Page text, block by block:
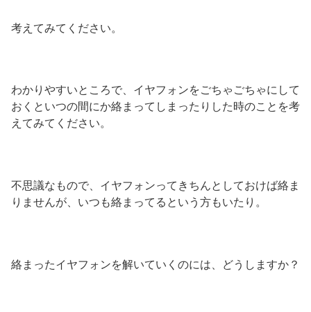
考えてみてください。
わかりやすいところで、イヤフォンをごちゃごちゃにして
おくといつの間にか絡まってしまったりした時のことを考
えてみてください。
不思議なもので、イヤフォンってきちんとしておけば絡ま
りませんが、いつも絡まってるという方もいたり。
絡まったイヤフォンを解いていくのには、どうしますか？